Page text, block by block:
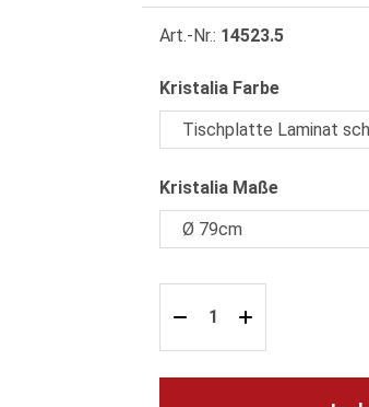
Art.-Nr.: 14523.5
Kristalia Farbeauswählen
Kristalia Maßeauswählen